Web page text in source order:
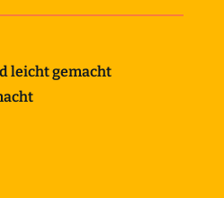
leicht gemacht